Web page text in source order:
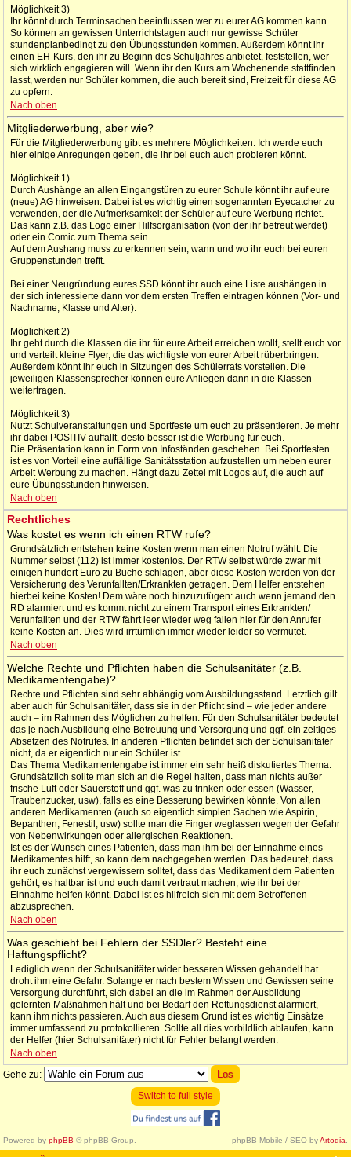
Möglichkeit 3)
Ihr könnt durch Terminsachen beeinflussen wer zu eurer AG kommen kann.
So können an gewissen Unterrichtstagen auch nur gewisse Schüler
stundenplanbedingt zu den Übungsstunden kommen. Außerdem könnt ihr
einen EH-Kurs, den ihr zu Beginn des Schuljahres anbietet, feststellen, wer
sich wirklich engagieren will. Wenn ihr den Kurs am Wochenende stattfinden
lasst, werden nur Schüler kommen, die auch bereit sind, Freizeit für diese AG
zu opfern.
Nach oben
Mitgliederwerbung, aber wie?
Für die Mitgliederwerbung gibt es mehrere Möglichkeiten. Ich werde euch
hier einige Anregungen geben, die ihr bei euch auch probieren könnt.
Möglichkeit 1)
Durch Aushänge an allen Eingangstüren zu eurer Schule könnt ihr auf eure
(neue) AG hinweisen. Dabei ist es wichtig einen sogenannten Eyecatcher zu
verwenden, der die Aufmerksamkeit der Schüler auf eure Werbung richtet.
Das kann z.B. das Logo einer Hilfsorganisation (von der ihr betreut werdet)
oder ein Comic zum Thema sein.
Auf dem Aushang muss zu erkennen sein, wann und wo ihr euch bei euren
Gruppenstunden trefft.
Bei einer Neugründung eures SSD könnt ihr auch eine Liste aushängen in
der sich interessierte dann vor dem ersten Treffen eintragen können (Vor- und
Nachname, Klasse und Alter).
Möglichkeit 2)
Ihr geht durch die Klassen die ihr für eure Arbeit erreichen wollt, stellt euch vor
und verteilt kleine Flyer, die das wichtigste von eurer Arbeit rüberbringen.
Außerdem könnt ihr euch in Sitzungen des Schülerrats vorstellen. Die
jeweiligen Klassensprecher können eure Anliegen dann in die Klassen
weitertragen.
Möglichkeit 3)
Nutzt Schulveranstaltungen und Sportfeste um euch zu präsentieren. Je mehr
ihr dabei POSITIV auffallt, desto besser ist die Werbung für euch.
Die Präsentation kann in Form von Infoständen geschehen. Bei Sportfesten
ist es von Vorteil eine auffällige Sanitätsstation aufzustellen um neben eurer
Arbeit Werbung zu machen. Hängt dazu Zettel mit Logos auf, die auch auf
eure Übungsstunden hinweisen.
Nach oben
Rechtliches
Was kostet es wenn ich einen RTW rufe?
Grundsätzlich entstehen keine Kosten wenn man einen Notruf wählt. Die
Nummer selbst (112) ist immer kostenlos. Der RTW selbst würde zwar mit
einigen hundert Euro zu Buche schlagen, aber diese Kosten werden von der
Versicherung des Verunfallten/Erkrankten getragen. Dem Helfer entstehen
hierbei keine Kosten! Dem wäre noch hinzuzufügen: auch wenn jemand den
RD alarmiert und es kommt nicht zu einem Transport eines Erkrankten/
Verunfallten und der RTW fährt leer wieder weg fallen hier für den Anrufer
keine Kosten an. Dies wird irrtümlich immer wieder leider so vermutet.
Nach oben
Welche Rechte und Pflichten haben die Schulsanitäter (z.B.
Medikamentengabe)?
Rechte und Pflichten sind sehr abhängig vom Ausbildungsstand. Letztlich gilt
aber auch für Schulsanitäter, dass sie in der Pflicht sind – wie jeder andere
auch – im Rahmen des Möglichen zu helfen. Für den Schulsanitäter bedeutet
das je nach Ausbildung eine Betreuung und Versorgung und ggf. ein zeitiges
Absetzen des Notrufes. In anderen Pflichten befindet sich der Schulsanitäter
nicht, da er eigentlich nur ein Schüler ist.
Das Thema Medikamentengabe ist immer ein sehr heiß diskutiertes Thema.
Grundsätzlich sollte man sich an die Regel halten, dass man nichts außer
frische Luft oder Sauerstoff und ggf. was zu trinken oder essen (Wasser,
Traubenzucker, usw), falls es eine Besserung bewirken könnte. Von allen
anderen Medikamenten (auch so eigentlich simplen Sachen wie Aspirin,
Bepanthen, Fenestil, usw) sollte man die Finger weglassen wegen der Gefahr
von Nebenwirkungen oder allergischen Reaktionen.
Ist es der Wunsch eines Patienten, dass man ihm bei der Einnahme eines
Medikamentes hilft, so kann dem nachgegeben werden. Das bedeutet, dass
ihr euch zunächst vergewissern solltet, dass das Medikament dem Patienten
gehört, es haltbar ist und euch damit vertraut machen, wie ihr bei der
Einnahme helfen könnt. Dabei ist es hilfreich sich mit dem Betroffenen
abzusprechen.
Nach oben
Was geschieht bei Fehlern der SSDler? Besteht eine
Haftungspflicht?
Lediglich wenn der Schulsanitäter wider besseren Wissen gehandelt hat
droht ihm eine Gefahr. Solange er nach bestem Wissen und Gewissen seine
Versorgung durchführt, sich dabei an die im Rahmen der Ausbildung
gelernten Maßnahmen hält und bei Bedarf den Rettungsdienst alarmiert,
kann ihm nichts passieren. Auch aus diesem Grund ist es wichtig Einsätze
immer umfassend zu protokollieren. Sollte all dies vorbildlich ablaufen, kann
der Helfer (hier Schulsanitäter) nicht für Fehler belangt werden.
Nach oben
Gehe zu:
Switch to full style
Powered by phpBB © phpBB Group. phpBB Mobile / SEO byArtodia